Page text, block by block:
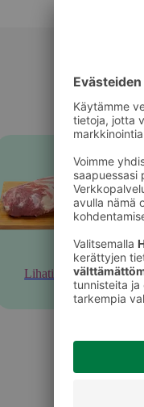
Lihatiski